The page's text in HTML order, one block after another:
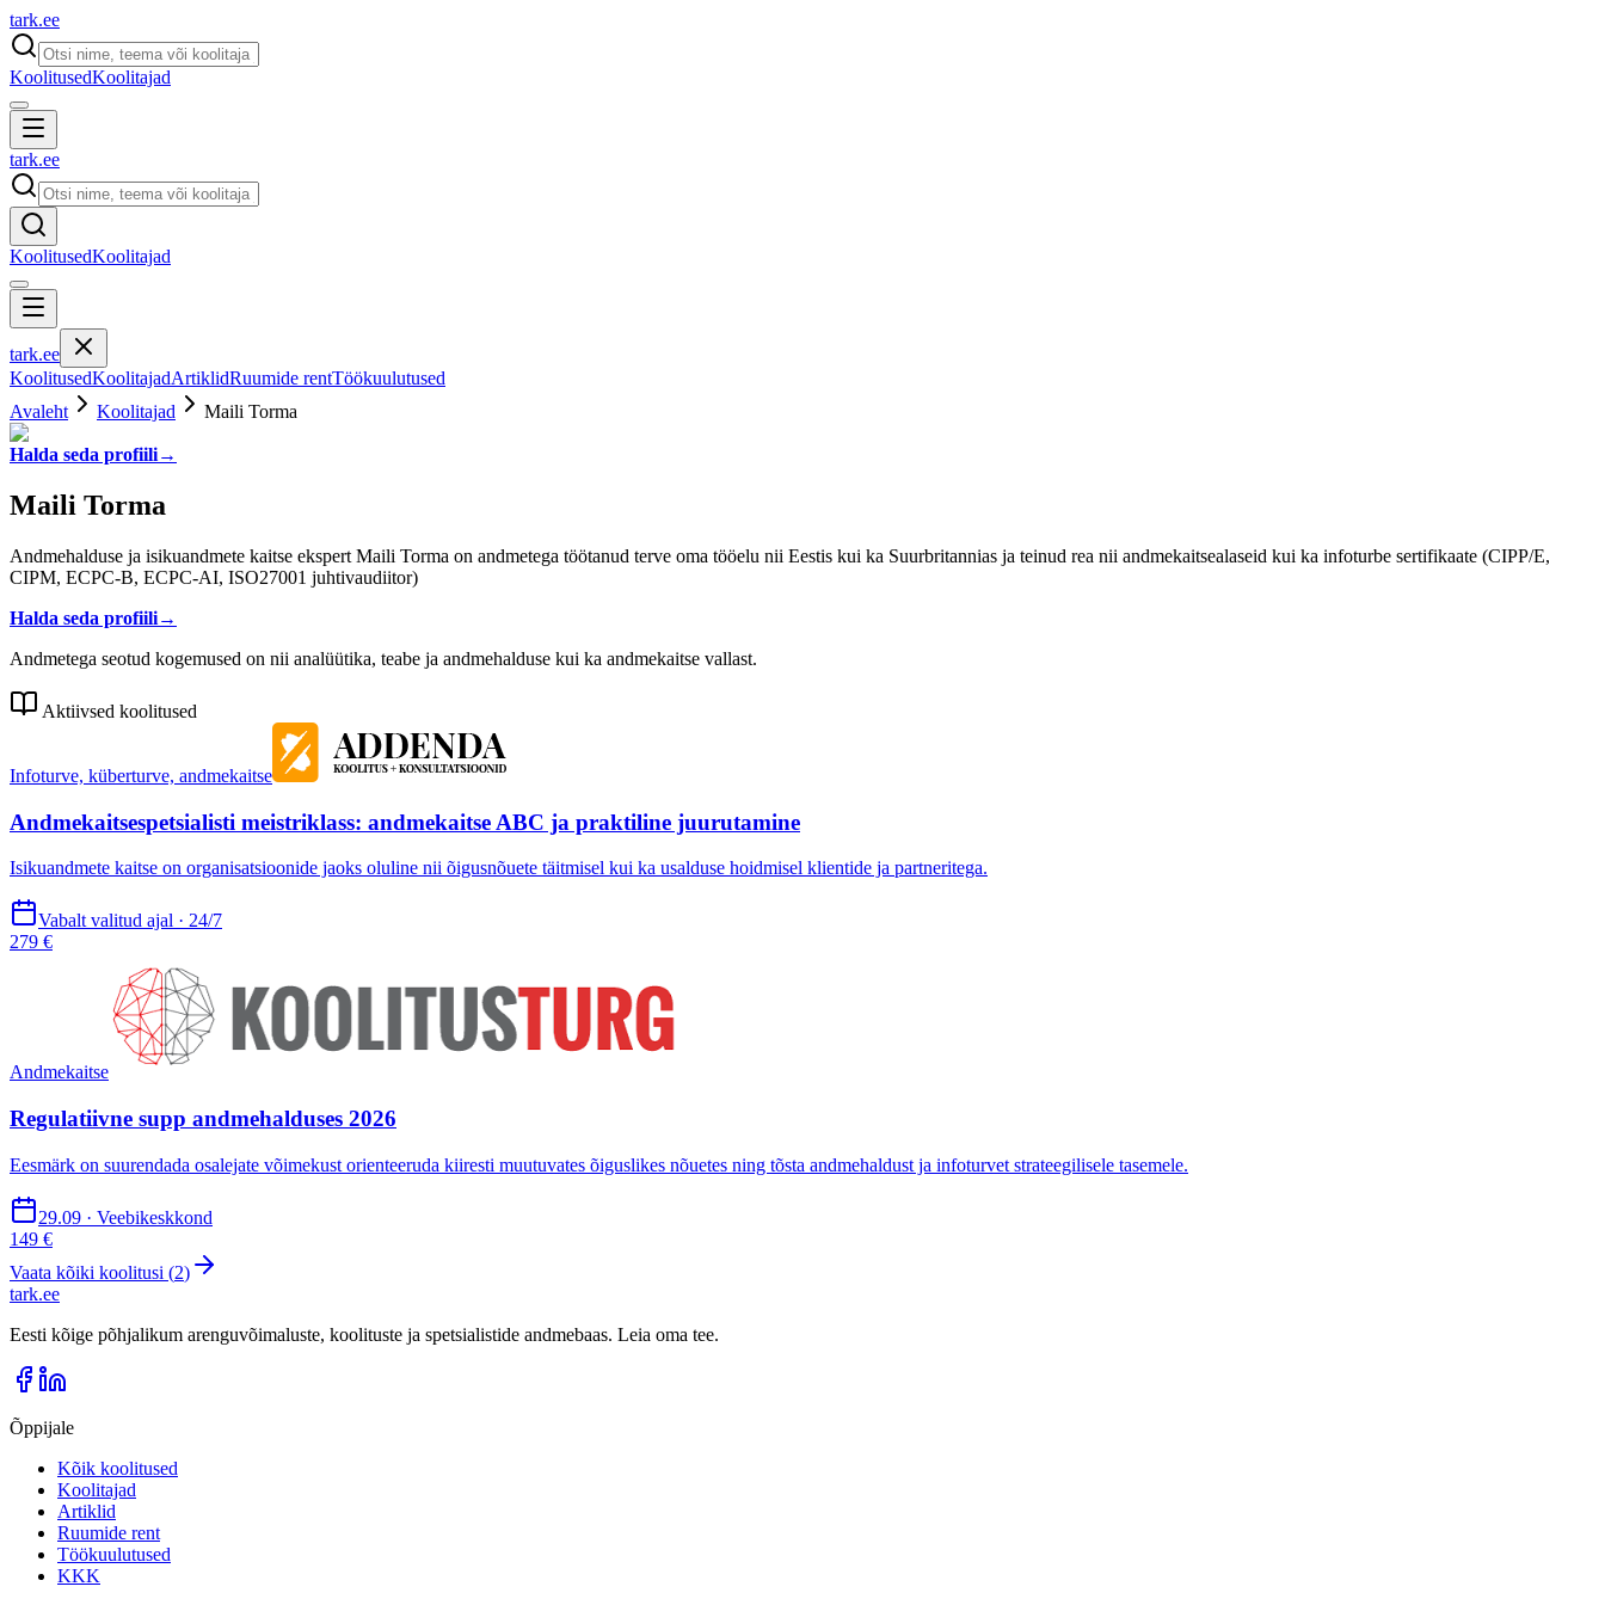
tark.ee
KoolitusedKoolitajad
tark.ee
KoolitusedKoolitajad
tark.ee
KoolitusedKoolitajadArtiklidRuumide rentTöökuulutused
Avaleht
Koolitajad Maili Torma
Halda seda profiili→
Maili Torma
Andmehalduse ja isikuandmete kaitse ekspert Maili Torma on andmetega töötanud terve oma tööelu nii Eestis kui ka Suurbritannias ja teinud rea nii andmekaitsealaseid kui ka infoturbe sertifikaate (CIPP/E,
CIPM, ECPC-B, ECPC-AI, ISO27001 juhtivaudiitor)
Halda seda profiili→
Andmetega seotud kogemused on nii analüütika, teabe ja andmehalduse kui ka andmekaitse vallast.
Aktiivsed koolitused
Infoturve, küberturve, andmekaitse
Andmekaitsespetsialisti meistriklass: andmekaitse ABC ja praktiline juurutamine
Isikuandmete kaitse on organisatsioonide jaoks oluline nii õigusnõuete täitmisel kui ka usalduse hoidmisel klientide ja partneritega.
Vabalt valitud ajal · 24/7
279 €
Andmekaitse
Regulatiivne supp andmehalduses 2026
Eesmärk on suurendada osalejate võimekust orienteeruda kiiresti muutuvates õiguslikes nõuetes ning tõsta andmehaldust ja infoturvet strateegilisele tasemele.
29.09 · Veebikeskkond
149 €
Vaata kõiki koolitusi (2)
tark.ee
Eesti kõige põhjalikum arenguvõimaluste, koolituste ja spetsialistide andmebaas. Leia oma tee.
Õppijale
Kõik koolitused
Koolitajad
Artiklid
Ruumide rent
Töökuulutused
KKK